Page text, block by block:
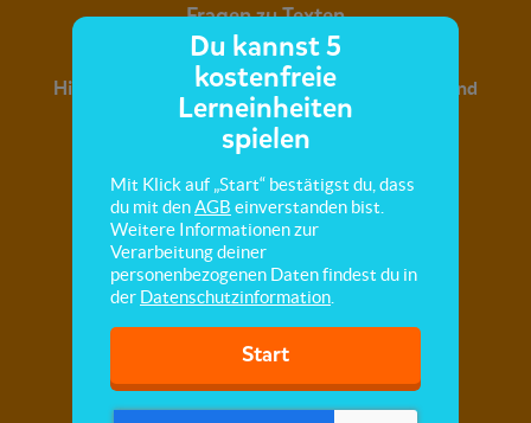
Fragen zu Texten
Hier lernst du, Fragen zu einem Text zu stellen und
zu beantworten.
Du kannst 5
kostenfreie
Lerneinheiten
spielen
Mit Klick auf „Start“ bestätigst du, dass
du mit denAGB einverstanden bist.
Weitere Informationen zur
Verarbeitung deiner
personenbezogenen Daten findest du in
der Datenschutzinformation
Start